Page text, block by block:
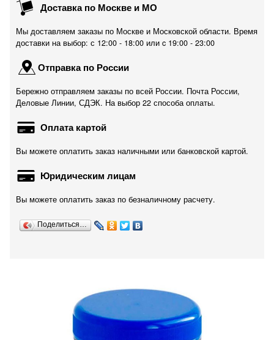
Доставка по Москве и МО
Мы доставляем заказы по Москве и Московской области. Время
доставки на выбор: с 12:00 - 18:00 или c 19:00 - 23:00
Отправка по России
Бережно отправляем заказы по всей России. Почта России,
Деловые Линии, СДЭК. На выбор 22 способа оплаты.
Оплата картой
Вы можете оплатить заказ наличными или банковской картой.
Юридическим лицам
Вы можете оплатить заказ по безналичному расчету.
Поделиться…